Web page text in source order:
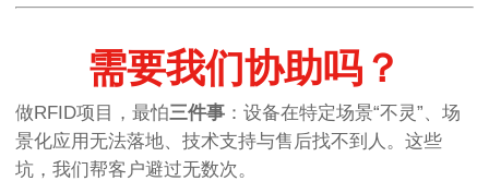
需要我们协助吗？
做RFID项目，最怕三件事 ：设备在特定场景“不灵”、场
景化应用无法落地、技术支持与售后找不到人。这些
坑，我们帮客户避过无数次。